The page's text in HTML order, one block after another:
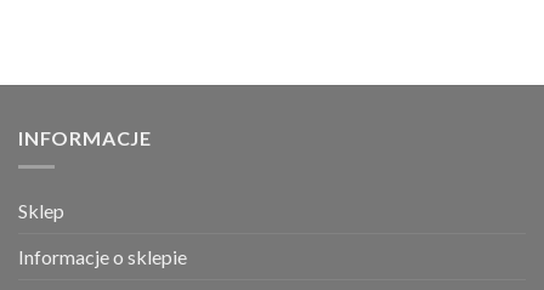
INFORMACJE
Sklep
Informacje o sklepie